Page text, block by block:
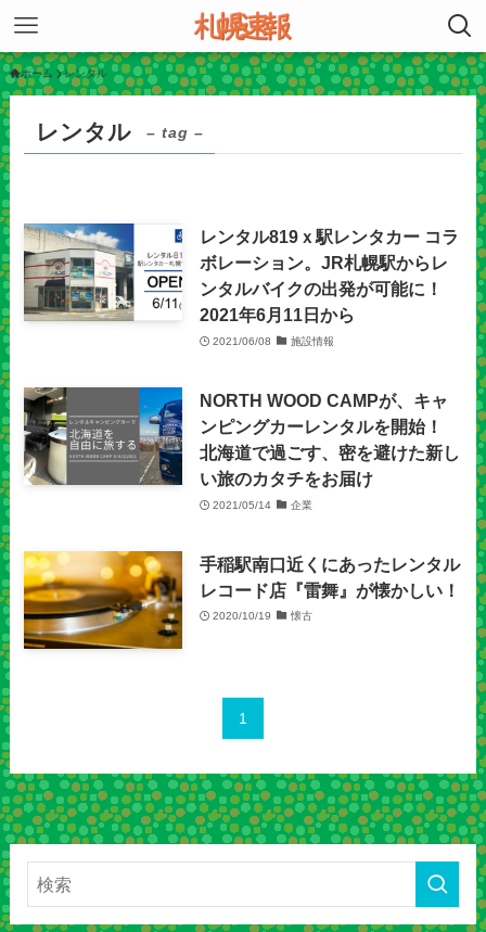
ホーム レンタル
レンタル – tag –
レンタル819ｘ駅レンタカー コラ
ボレーション。JR札幌駅からレ
ンタルバイクの出発が可能に！
2021年6月11日から
2021/06/08 施設情報
NORTH WOOD CAMPが、キャ
ンピングカーレンタルを開始！
北海道で過ごす、密を避けた新し
い旅のカタチをお届け
2021/05/14 企業
手稲駅南口近くにあったレンタル
レコード店『雷舞』が懐かしい！
2020/10/19 懐古
1